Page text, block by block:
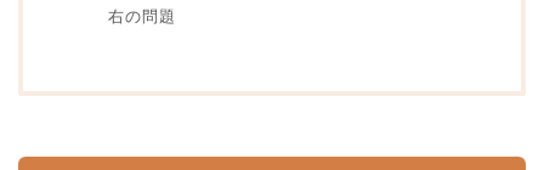
右の問題